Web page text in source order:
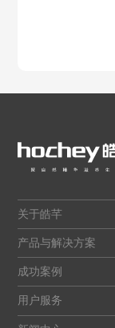
关于皓芊
产品与解决方案
成功案例
用户服务